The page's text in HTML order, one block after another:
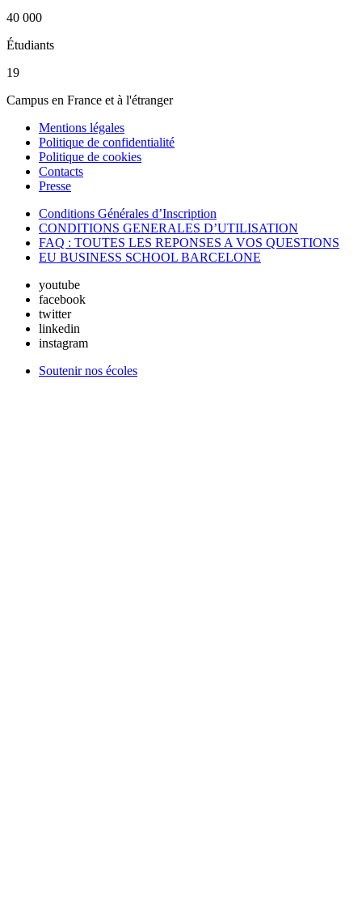
40 000
Étudiants
19
Campus en France et à l'étranger
Mentions légales
Politique de confidentialité
Politique de cookies
Contacts
Presse
Conditions Générales d’Inscription
CONDITIONS GENERALES D’UTILISATION
FAQ : TOUTES LES REPONSES A VOS QUESTIONS
EU BUSINESS SCHOOL BARCELONE
youtube
facebook
twitter
linkedin
instagram
Soutenir nos écoles